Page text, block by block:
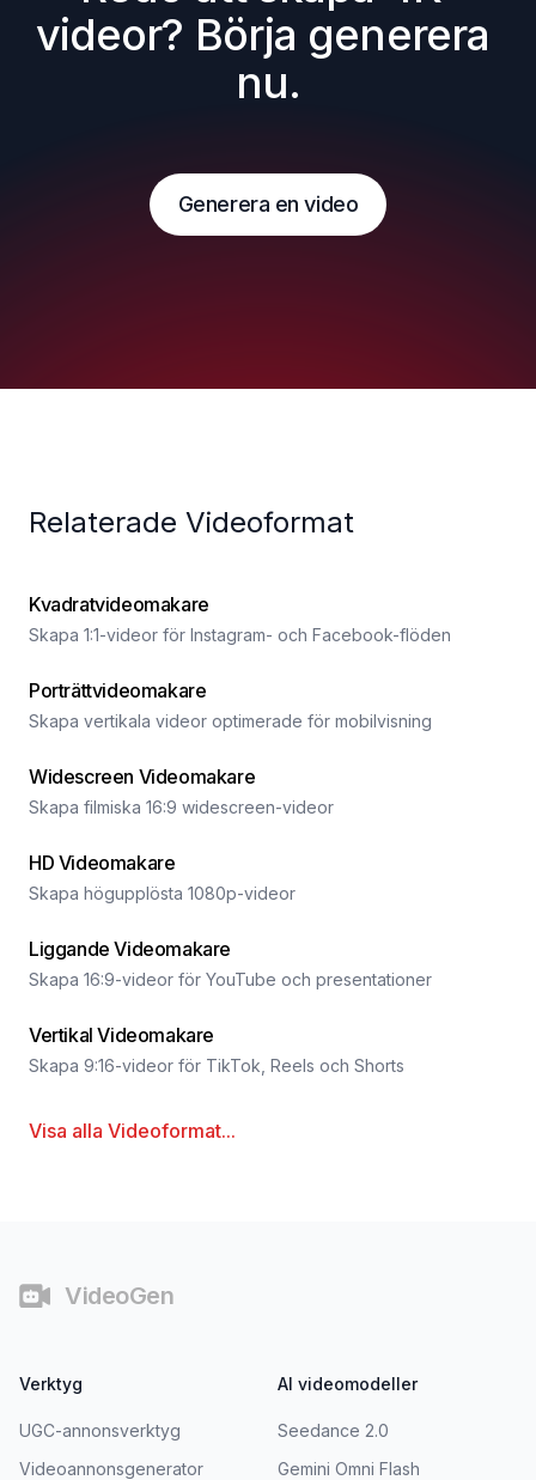
videor? Börja generera
nu.
Generera en video
Relaterade Videoformat
Kvadratvideomakare
Skapa 1:1-videor för Instagram- och Facebook-flöden
Porträttvideomakare
Skapa vertikala videor optimerade för mobilvisning
Widescreen Videomakare
Skapa filmiska 16:9 widescreen-videor
HD Videomakare
Skapa högupplösta 1080p-videor
Liggande Videomakare
Skapa 16:9-videor för YouTube och presentationer
Vertikal Videomakare
Skapa 9:16-videor för TikTok, Reels och Shorts
Visa alla Videoformat...
VideoGen
Verktyg
UGC-annonsverktyg
Videoannonsgenerator
AI videomodeller
Seedance 2.0
Gemini Omni Flash